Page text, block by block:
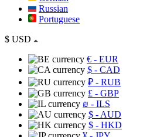
Russian
Portuguese
$ USD
€ - EUR
$ - CAD
₽ - RUB
£ - GBP
₪ - ILS
$ - AUD
$ - HKD